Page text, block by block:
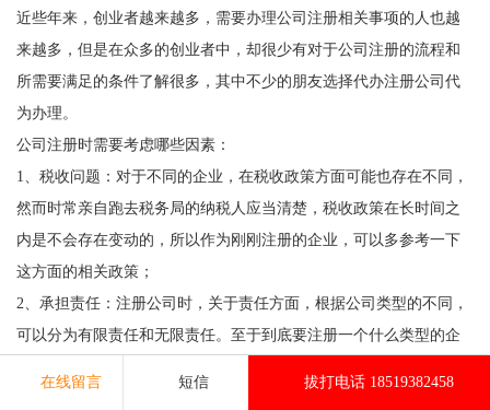
近些年来，创业者越来越多，需要办理公司注册相关事项的人也越
来越多，但是在众多的创业者中，却很少有对于公司注册的流程和
所需要满足的条件了解很多，其中不少的朋友选择代办注册公司代
为办理。
公司注册时需要考虑哪些因素：
1、税收问题：对于不同的企业，在税收政策方面可能也存在不同，
然而时常亲自跑去税务局的纳税人应当清楚，税收政策在长时间之
内是不会存在变动的，所以作为刚刚注册的企业，可以多参考一下
这方面的相关政策；
2、承担责任：注册公司时，关于责任方面，根据公司类型的不同，
可以分为有限责任和无限责任。至于到底要注册一个什么类型的企
在线留言 短信 拔打电话 18519382458